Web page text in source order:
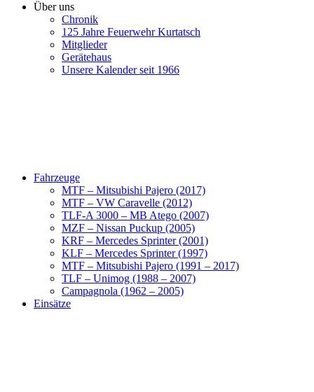
Über uns
Chronik
125 Jahre Feuerwehr Kurtatsch
Mitglieder
Gerätehaus
Unsere Kalender seit 1966
Fahrzeuge
MTF – Mitsubishi Pajero (2017)
MTF – VW Caravelle (2012)
TLF-A 3000 – MB Atego (2007)
MZF – Nissan Puckup (2005)
KRF – Mercedes Sprinter (2001)
KLF – Mercedes Sprinter (1997)
MTF – Mitsubishi Pajero (1991 – 2017)
TLF – Unimog (1988 – 2007)
Campagnola (1962 – 2005)
Einsätze